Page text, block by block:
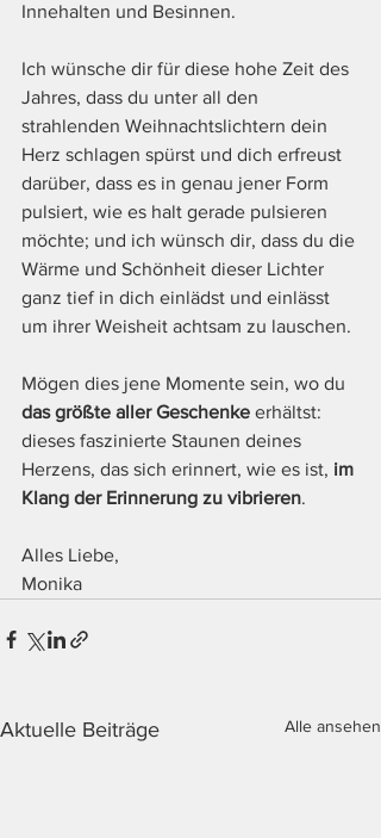
Innehalten und Besinnen.
Ich wünsche dir für diese hohe Zeit des
Jahres, dass du unter all den
strahlenden Weihnachtslichtern dein
Herz schlagen spürst und dich erfreust
darüber, dass es in genau jener Form
pulsiert, wie es halt gerade pulsieren
möchte; und ich wünsch dir, dass du die
Wärme und Schönheit dieser Lichter
ganz tief in dich einlädst und einlässt
um ihrer Weisheit achtsam zu lauschen.
Mögen dies jene Momente sein, wo du
das größte aller Geschenke erhältst:
dieses faszinierte Staunen deines
Herzens, das sich erinnert, wie es ist, im
Klang der Erinnerung zu vibrieren.
Alles Liebe,
Monika
Aktuelle Beiträge Alle ansehen